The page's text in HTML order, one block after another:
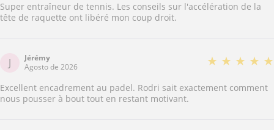
Super entraîneur de tennis. Les conseils sur l'accélération de la
tête de raquette ont libéré mon coup droit.
J
Jérémy
Agosto de 2026
★ ★ ★ ★ ★
Excellent encadrement au padel. Rodri sait exactement comment
nous pousser à bout tout en restant motivant.